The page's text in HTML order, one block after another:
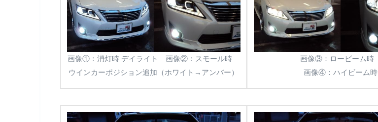
画像①：消灯時 デイライト 画像②：スモール時
ウインカーポジション追加（ホワイト→アンバー）
画像③：ロービーム時
画像④：ハイビーム時